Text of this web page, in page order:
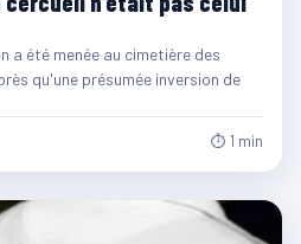
a été menée au cimetière des
qu'une présumée inversion de
⏱ 1 min